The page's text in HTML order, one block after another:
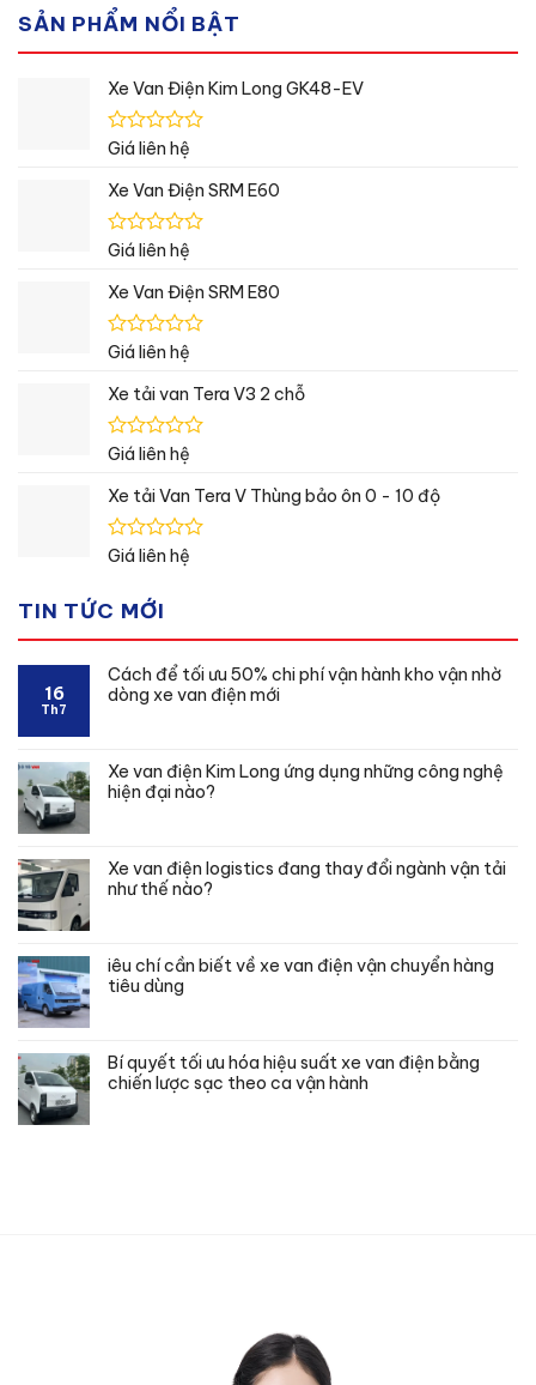
SẢN PHẨM NỔI BẬT
Xe Van Điện Kim Long GK48-EV
Được
hạng
5
sao
Giá liên hệ
Xe Van Điện SRM E60
Được
hạng
5
sao
Giá liên hệ
Xe Van Điện SRM E80
Được
hạng
5
sao
Giá liên hệ
Xe tải van Tera V3 2 chỗ
Được
hạng
5
sao
Giá liên hệ
Xe tải Van Tera V Thùng bảo ôn 0 - 10 độ
Được
0
Giá liên hệ
TIN TỨC MỚI
16
Th7
Cách để tối ưu 50% chi phí vận hành kho vận nhờ
dòng xe van điện mới
Xe van điện Kim Long ứng dụng những công nghệ
hiện đại nào?
Xe van điện logistics đang thay đổi ngành vận tải
như thế nào?
iêu chí cần biết về xe van điện vận chuyển hàng
tiêu dùng
Bí quyết tối ưu hóa hiệu suất xe van điện bằng
chiến lược sạc theo ca vận hành